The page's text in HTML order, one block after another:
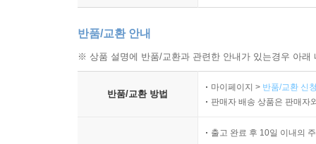
반품/교환 안내
※ 상품 설명에 반품/교환과 관련한 안내가 있는경우 아
반품/교환 방법
마이페이지 > 반품/교환 신
판매자 배송 상품은 판매자
출고 완료 후 10일 이내의